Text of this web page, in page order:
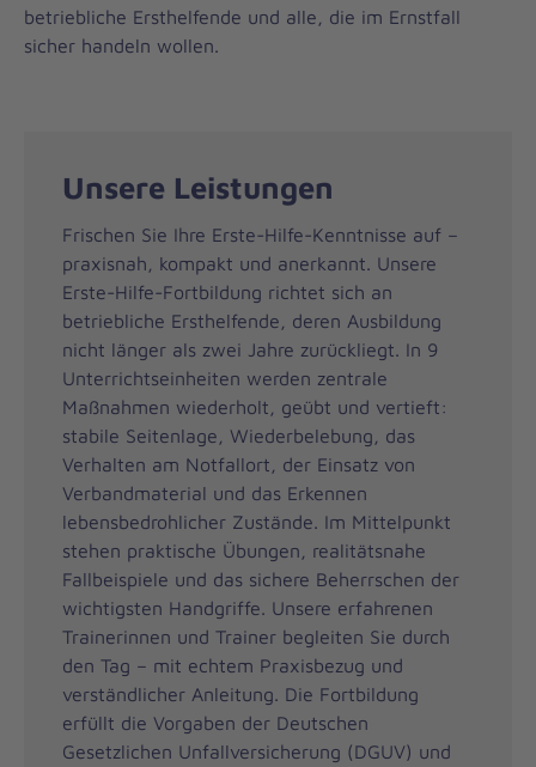
betriebliche Ersthelfende und alle, die im Ernstfall
sicher handeln wollen.
Unsere Leistungen
Frischen Sie Ihre Erste-Hilfe-Kenntnisse auf –
praxisnah, kompakt und anerkannt. Unsere
Erste-Hilfe-Fortbildung richtet sich an
betriebliche Ersthelfende, deren Ausbildung
nicht länger als zwei Jahre zurückliegt. In 9
Unterrichtseinheiten werden zentrale
Maßnahmen wiederholt, geübt und vertieft:
stabile Seitenlage, Wiederbelebung, das
Verhalten am Notfallort, der Einsatz von
Verbandmaterial und das Erkennen
lebensbedrohlicher Zustände. Im Mittelpunkt
stehen praktische Übungen, realitätsnahe
Fallbeispiele und das sichere Beherrschen der
wichtigsten Handgriffe. Unsere erfahrenen
Trainerinnen und Trainer begleiten Sie durch
den Tag – mit echtem Praxisbezug und
verständlicher Anleitung. Die Fortbildung
erfüllt die Vorgaben der Deutschen
Gesetzlichen Unfallversicherung (DGUV) und